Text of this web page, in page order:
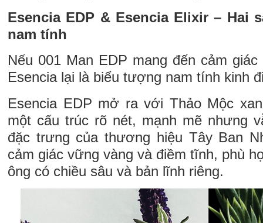
Esencia EDP & Esencia Elixir – Hai
nam tính
Nếu 001 Man EDP mang đến cảm
Esencia lại là biểu tượng nam tính kinh
Esencia EDP mở ra với Thảo Mộc
một cấu trúc rõ nét, mạnh mẽ nhưng
đặc trưng của thương hiệu Tây Ban
cảm giác vững vàng và điềm tĩnh, phù
ông có chiều sâu và bản lĩnh riêng.